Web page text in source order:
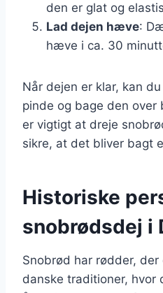
den er glat og
Lad dejen hæve:
hæve i ca. 30
Når dejen er klar, kan
pinde og bage den over
er vigtigt at dreje
sikre, at det bliver bagt
Historiske
snobrødsdej i
Snobrød har rødder,
danske traditioner,